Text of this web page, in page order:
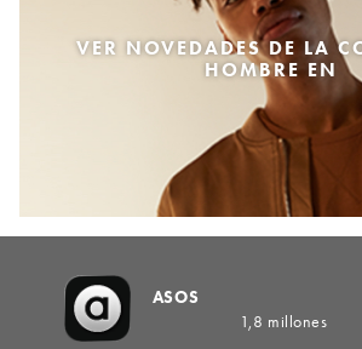
VER NOVEDADES DE LA
HOMBRE EN
ASOS
1,8 millones